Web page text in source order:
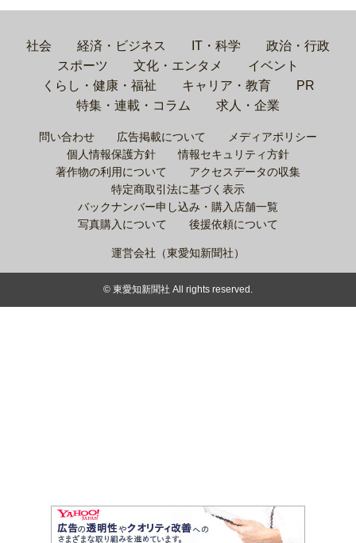
社会 経済・ビジネス IT・科学
政治・行政
スポーツ
文化・エンタメ
イベント
くらし・健康・福祉
キャリア・教育
PR
特集・連載・コラム
求人・企業
問い合わせ 広告掲載について
メディアポリシー
個人情報保護方針
情報セキュリティ方針
著作物の利用について
アクセスデータの収集
特定商取引法に基づく表示
バックナンバー申し込み・購入店舗一覧
写真購入について
後援依頼について
運営会社（東愛知新聞社）
© 東愛知新聞社 All rights reserved.